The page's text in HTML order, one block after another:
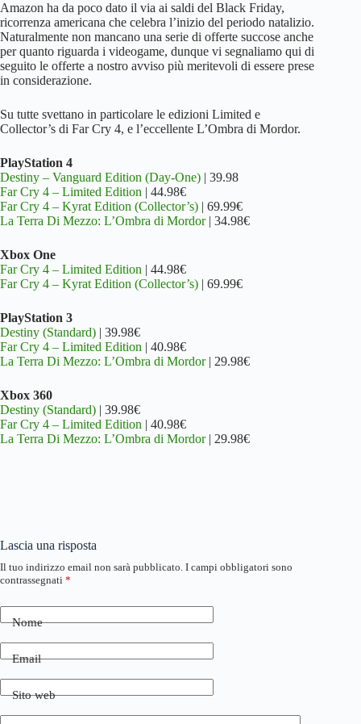
Amazon ha da poco dato il via ai saldi del Black Friday,
ricorrenza americana che celebra l’inizio del periodo natalizio.
Naturalmente non mancano una serie di offerte succose anche
per quanto riguarda i videogame, dunque vi segnaliamo qui di
seguito le offerte a nostro avviso più meritevoli di essere prese
in considerazione.
Su tutte svettano in particolare le edizioni Limited e
Collector’s di Far Cry 4, e l’eccellente L’Ombra di Mordor.
PlayStation 4
Destiny – Vanguard Edition (Day-One) | 39.98
Far Cry 4 – Limited Edition | 44.98€
Far Cry 4 – Kyrat Edition (Collector’s) | 69.99€
La Terra Di Mezzo: L’Ombra di Mordor| 34.98€
Xbox One
Far Cry 4 – Limited Edition | 44.98€
Far Cry 4 – Kyrat Edition (Collector’s) | 69.99€
PlayStation 3
Destiny (Standard) | 39.98€
Far Cry 4 – Limited Edition | 40.98€
La Terra Di Mezzo: L’Ombra di Mordor| 29.98€
Xbox 360
Destiny (Standard) | 39.98€
Far Cry 4 – Limited Edition | 40.98€
La Terra Di Mezzo: L’Ombra di Mordor| 29.98€
Lascia una risposta
Il tuo indirizzo email non sarà pubblicato. I campi obbligatori sono
contrassegnati *
Nome
Email
Sito web